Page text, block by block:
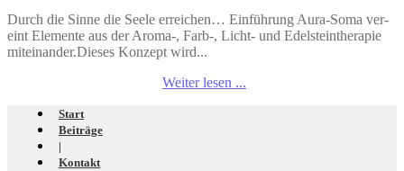
Durch die Sinne die Seele erreichen… Einführung Aura-Soma ver­
eint Ele­men­te aus der Aroma‑, Farb‑, Licht- und Edel­stein­the­ra­pie
mit­ein­an­der.Die­ses Kon­zept wird...
Weiter lesen ...
Start
Beiträge
|
Kontakt